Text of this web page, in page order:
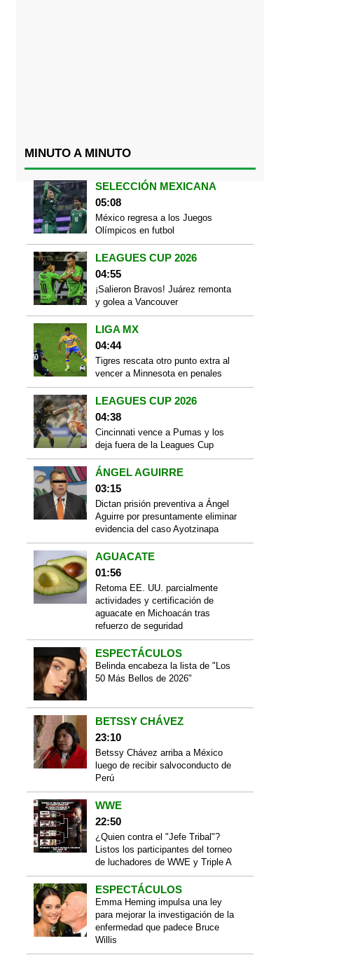
MINUTO A MINUTO
SELECCIÓN MEXICANA
05:08
México regresa a los Juegos
Olímpicos en futbol
LEAGUES CUP 2026
04:55
¡Salieron Bravos! Juárez remonta
y golea a Vancouver
LIGA MX
04:44
Tigres rescata otro punto extra al
vencer a Minnesota en penales
LEAGUES CUP 2026
04:38
Cincinnati vence a Pumas y los
deja fuera de la Leagues Cup
ÁNGEL AGUIRRE
03:15
Dictan prisión preventiva a Ángel
Aguirre por presuntamente eliminar
evidencia del caso Ayotzinapa
AGUACATE
01:56
Retoma EE. UU. parcialmente
actividades y certificación de
aguacate en Michoacán tras
refuerzo de seguridad
ESPECTÁCULOS
Belinda encabeza la lista de "Los
50 Más Bellos de 2026"
BETSSY CHÁVEZ
23:10
Betssy Chávez arriba a México
luego de recibir salvoconducto de
Perú
WWE
22:50
¿Quien contra el "Jefe Tribal"?
Listos los participantes del torneo
de luchadores de WWE y Triple A
ESPECTÁCULOS
Emma Heming impulsa una ley
para mejorar la investigación de la
enfermedad que padece Bruce
Willis